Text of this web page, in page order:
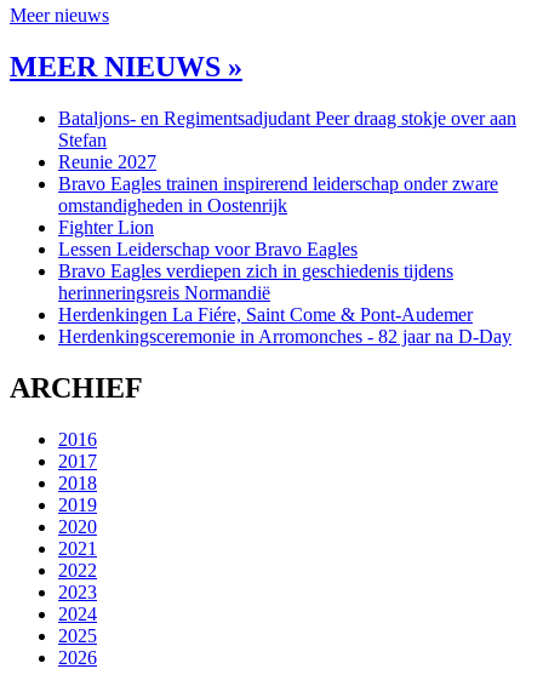
Meer nieuws
MEER NIEUWS »
Bataljons- en Regimentsadjudant Peer draag stokje over aan
Stefan
Reunie 2027
Bravo Eagles trainen inspirerend leiderschap onder zware
omstandigheden in Oostenrijk
Fighter Lion
Lessen Leiderschap voor Bravo Eagles
Bravo Eagles verdiepen zich in geschiedenis tijdens
herinneringsreis Normandië
Herdenkingen La Fiére, Saint Come & Pont-Audemer
Herdenkingsceremonie in Arromonches - 82 jaar na D-Day
ARCHIEF
2016
2017
2018
2019
2020
2021
2022
2023
2024
2025
2026